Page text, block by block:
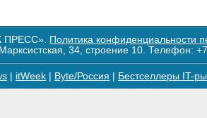
ПРЕСС». Политика конфиденциальности
34, строение 10. Телефон:
itWeek Byte/Россия Бестселлеры IT-